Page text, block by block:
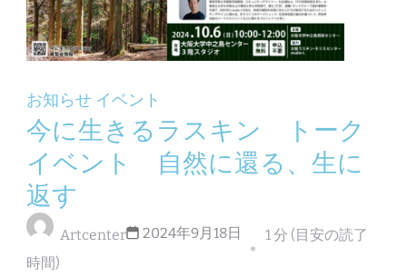
お知らせ イベント
今に生きるラスキン トーク
イベント 自然に還る、生に
返す
Artcenter 2024年9月18日
1 分 (目安の読了
時間)